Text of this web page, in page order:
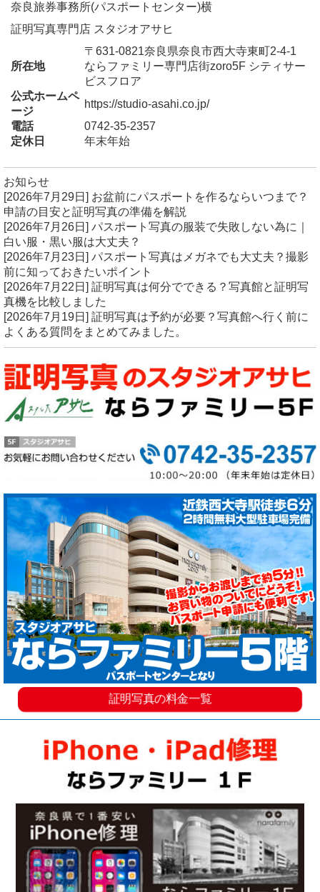
奈良旅券事務所(パスポートセンター)横
証明写真専門店 スタジオアサヒ
所在地
〒631-0821奈良県奈良市西大寺東町2-4-1
ならファミリー専門店街zoro5F シティサー
ビスフロア
公式ホームペ
ージ
https://studio-asahi.co.jp/
電話
0742-35-2357
定休日
年末年始
お知らせ
[2026年7月29日] お盆前にパスポートを作るならいつまで？
申請の目安と証明写真の準備を解説
[2026年7月26日] パスポート写真の服装で失敗しない為に｜
白い服・黒い服は大丈夫？
[2026年7月23日] パスポート写真はメガネでも大丈夫？撮影
前に知っておきたいポイント
[2026年7月22日] 証明写真は何分でできる？写真館と証明写
真機を比較しました
[2026年7月19日] 証明写真は予約が必要？写真館へ行く前に
よくある質問をまとめてみました。
証明写真の料金一覧